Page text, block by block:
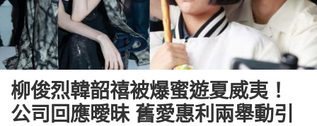
柳俊烈韓韶禧被爆蜜遊夏威夷！
公司回應曖昧 舊愛惠利兩舉動引